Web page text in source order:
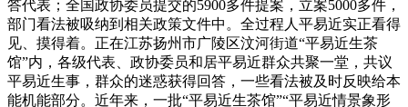
答代表；全国政协委员提交的5900多件提案，立案5000多件，
部门看法被吸纳到相关政策文件中。全过程人平易近实正看得
见、摸得着。正在江苏扬州市广陵区汶河街道“平易近生茶
馆”内，各级代表、政协委员和居平易近群众共聚一堂，共议
平易近生事，群众的迷惑获得回答，一些看法被及时反映给本
能机能部分。近年来，一批“平易近生茶馆”“平易近情景象形